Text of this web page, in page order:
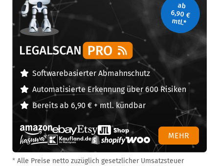
Legal Scan Pro
Softwarebasierter Abmahnschutz
Automatisierte Erkennung über 600 Risiken
Bereits ab 6,90 € + mtl. kündbar
ab
6,90 €
mtl.*
MEHR
* Alle Preise netto zuzüglich gesetzlicher Umsatzsteuer